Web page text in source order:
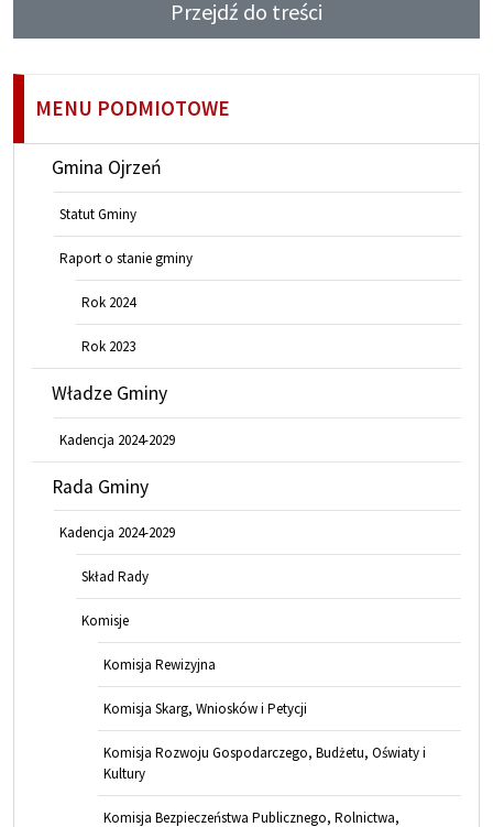
Przejdź do treści
MENU PODMIOTOWE
Gmina Ojrzeń
Statut Gminy
Raport o stanie gminy
Rok 2024
Rok 2023
Władze Gminy
Kadencja 2024-2029
Rada Gminy
Kadencja 2024-2029
Skład Rady
Komisje
Komisja Rewizyjna
Komisja Skarg, Wniosków i Petycji
Komisja Rozwoju Gospodarczego, Budżetu, Oświaty i
Kultury
Komisja Bezpieczeństwa Publicznego, Rolnictwa,